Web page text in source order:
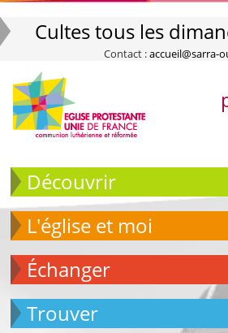
Cultes tous les
Contact :accueil@sarra-
Découvrir
L'église et moi
échanger
Trouver